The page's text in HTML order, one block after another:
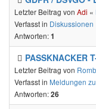
Letzter Beitrag von Adi «
Verfasst in Diskussionen
Antworten:1
PASSKNACKER
Letzter Beitrag von
Verfasst in Meldungen
Antworten:26